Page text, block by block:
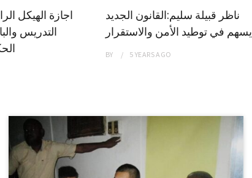
اجازة الهيكل
التدريس
ناظر قبيلة سليم:القانون الجديد
يسهم في توطيد الأمن والاستقرار
BY 5 YEARSAGO